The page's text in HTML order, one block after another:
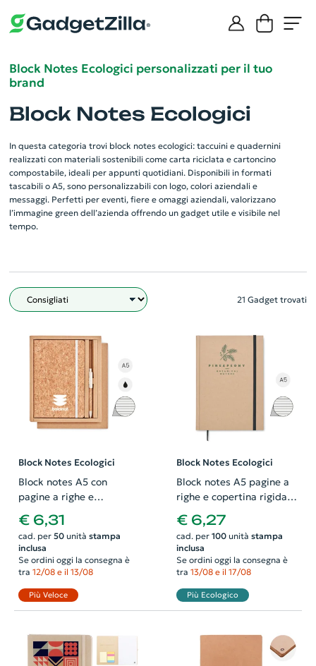
Block Notes Ecologici personalizzati per il tuo
brand
Block Notes Ecologici
In questa categoria trovi block notes ecologici: taccuini e quadernini
realizzati con materiali sostenibili come carta riciclata e cartoncino
compostabile, ideali per appunti quotidiani. Disponibili in formati
tascabili o A5, sono personalizzabili con logo, colori aziendali e
messaggi. Perfetti per eventi, fiere e omaggi aziendali, valorizzano
l’immagine green dell’azienda offrendo un gadget utile e visibile nel
tempo.
Filtro 21 Gadget trovati
Block Notes Ecologici
Block notes A5 con
pagine a righe e
copertina e penna con
refill nero in sughero in
scatola regalo
€ 6,31
cad. per 50unità stampa
inclusa
Se ordini oggi la consegna è
tra 12/08 e il 13/08
Più Veloce
Block Notes Ecologici
Block notes A5 pagine a
righe e copertina rigida in
carta riciclata prodotto in
Europa
€ 6,27
cad. per 100unità stampa
inclusa
Se ordini oggi la consegna è
tra 13/08 e il 17/08
Più Ecologico